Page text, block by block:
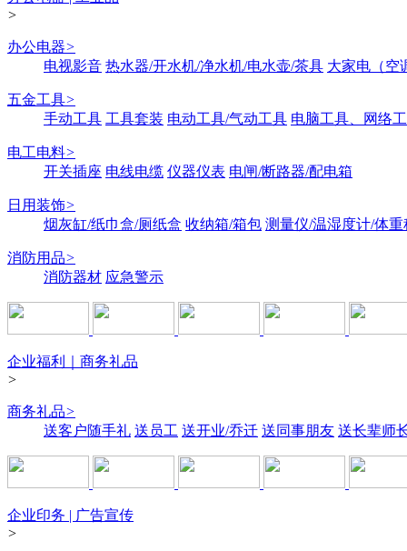
>
办公电器>
电视影音 热水器/开水机/净水机/电水壶/茶具 大家电（空
五金工具>
手动工具 工具套装 电动工具/气动工具 电脑工具、网络
电工电料>
开关插座 电线电缆 仪器仪表 电闸/断路器/配电箱
日用装饰>
烟灰缸/纸巾盒/厕纸盒 收纳箱/箱包 测量仪/温湿度计/体重
消防用品>
消防器材 应急警示
企业福利｜商务礼品
>
商务礼品>
送客户随手礼 送员工 送开业/乔迁 送同事朋友 送长辈师
企业印务 | 广告宣传
>